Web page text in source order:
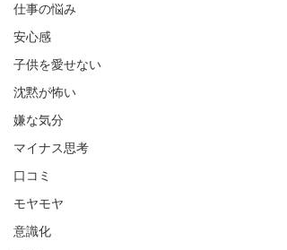
仕事の悩み
安心感
子供を愛せない
沈黙が怖い
嫌な気分
マイナス思考
口コミ
モヤモヤ
意識化